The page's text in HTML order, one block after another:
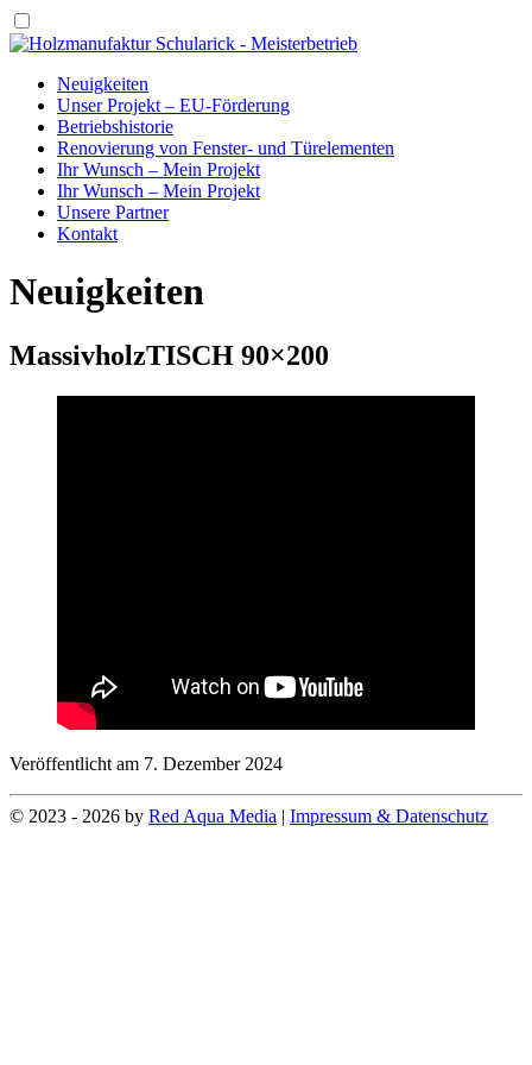
Neuigkeiten
Unser Projekt – EU-Förderung
Betriebshistorie
Renovierung von Fenster- und Türelementen
Ihr Wunsch – Mein Projekt
Ihr Wunsch – Mein Projekt
Unsere Partner
Kontakt
Neuigkeiten
MassivholzTISCH 90×200
Veröffentlicht am 7. Dezember 2024
© 2023 - 2026 by Red Aqua Media | Impressum & Datenschutz